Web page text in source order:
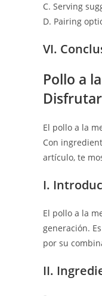
C. Serving
D. Pairing
VI.
Pollo a
Disfrutar
El pollo a la
Con
artículo, te
I.
El pollo a la
generación.
por su
II.